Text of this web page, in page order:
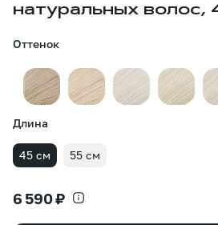
натуральных волос,
Оттенок
Длина
45 см 55 см
6 590 ₽